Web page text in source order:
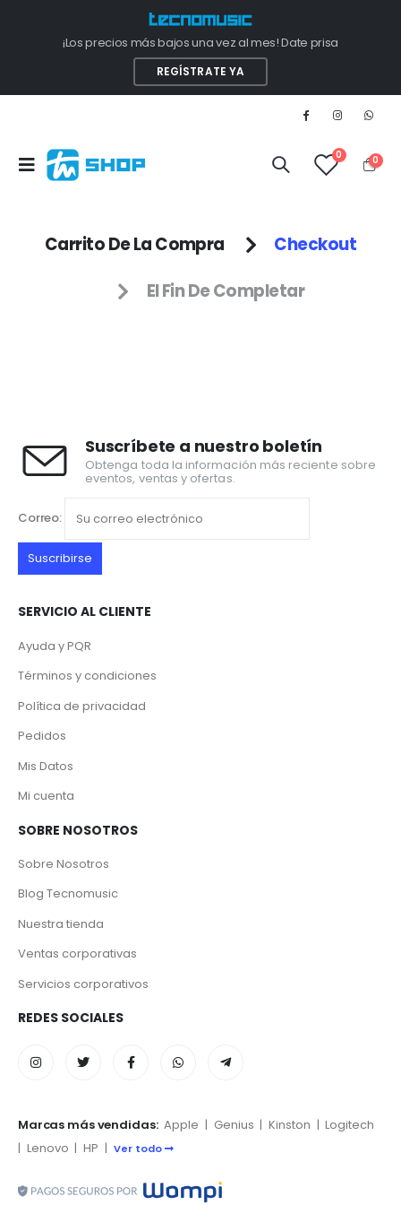
¡Los precios más bajos una vez al mes! Date prisa
REGÍSTRATE YA
0 0
Carrito De La Compra Checkout
El Fin De Completar
Suscríbete a nuestro boletín
Obtenga toda la información más reciente sobre
eventos, ventas y ofertas.
Correo:
SERVICIO AL CLIENTE
Ayuda y PQR
Términos y condiciones
Política de privacidad
Pedidos
Mis Datos
Mi cuenta
SOBRE NOSOTROS
Sobre Nosotros
Blog Tecnomusic
Nuestra tienda
Ventas corporativas
Servicios corporativos
REDES SOCIALES
Marcas más vendidas: Apple | Genius | Kinston | Logitech
| Lenovo | HP | Ver todo